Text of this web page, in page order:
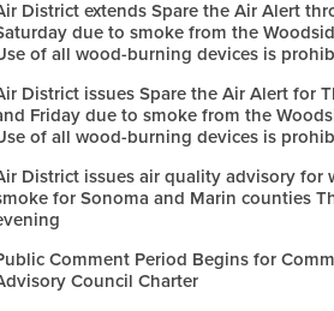
District extends Spare the Air Alert
due to smoke from the
of all wood-burning devices is
District issues Spare the Air Alert for
Friday due to smoke from the
of all wood-burning devices is
District issues air quality advisory for
for Sonoma and Marin counties
Comment Period Begins for
Council Charter